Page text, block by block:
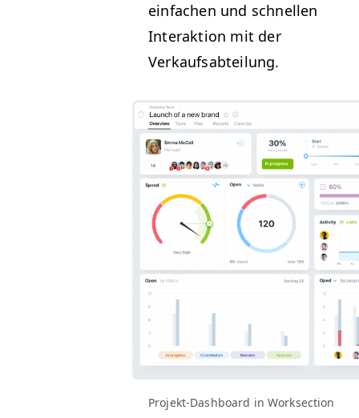
ein­fachen und schnellen
Inter­ak­tion mit der
Verkaufsabteilung.
Pro­jekt-Dash­board in Worksection